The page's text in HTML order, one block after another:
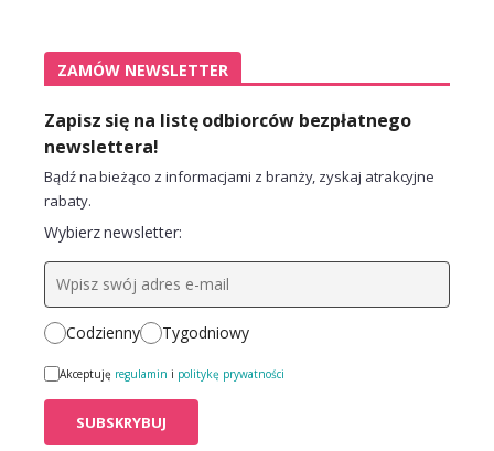
ZAMÓW NEWSLETTER
Zapisz się na listę odbiorców bezpłatnego
newslettera!
Bądź na bieżąco z informacjami z branży, zyskaj atrakcyjne
rabaty.
Wybierz newsletter:
Codzienny Tygodniowy
Akceptuję regulamin i politykę prywatności